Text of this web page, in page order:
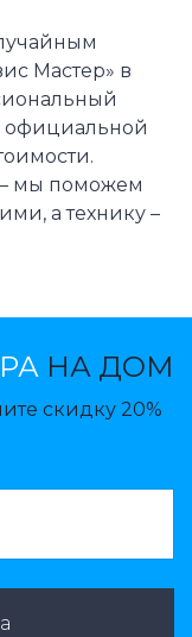
Мастер» в
официальной
– мы поможем
а технику –
НА ДОМ
скидку 20%